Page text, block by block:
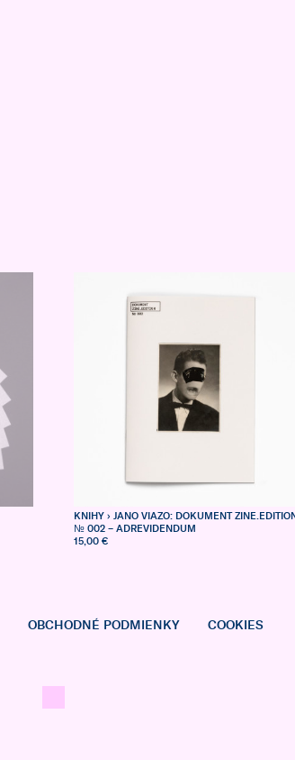
KNIHY› JANO VIAZO: DOKUMENT ZINE.EDITION
№ 002 – ADREVIDENDUM
15,00 €
OBCHODNÉ PODMIENKY COOKIES